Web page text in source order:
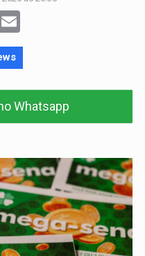
Whatsapp